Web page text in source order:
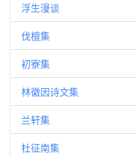
浮生漫谈
伐檀集
初寮集
林徽因诗文集
兰轩集
杜征南集